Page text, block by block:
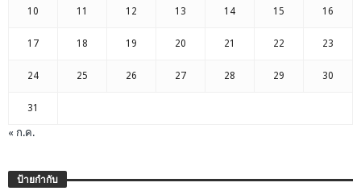
10 11 12 13 14 15 16
17 18 19 20 21 22 23
24 25 26 27 28 29 30
31
« ก.ค.
ป้ายกำกับ